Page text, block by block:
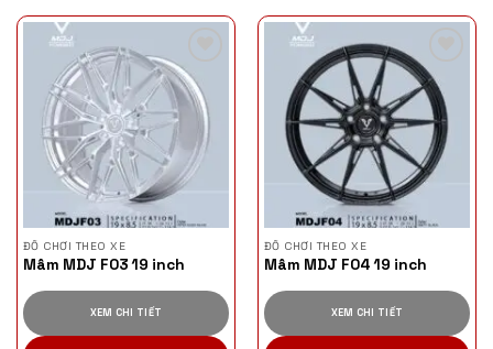
ĐỒ CHƠI THEO XE
Mâm MDJ F03 19 inch
XEM CHI TIẾT
ĐỒ CHƠI THEO XE
Mâm MDJ F04 19 inch
XEM CHI TIẾT